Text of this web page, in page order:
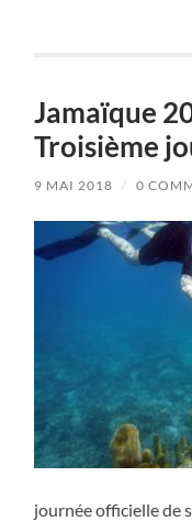
Jamaïque
Troisième
9 MAI 2018 / 0
journée officielle de